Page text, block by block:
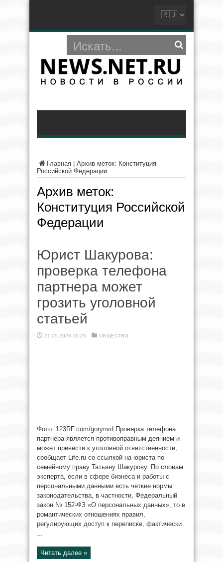
Главная
Архив меток: Конституция
Российской Федерации
Архив меток:
Конституция Российской
Федерации
Юрист Шакурова:
проверка телефона
партнера может
грозить уголовной
статьей
21.05.2026 19:25 ОБЩЕСТВО
Фото: 123RF.com/gorynvd Проверка телефона
партнера является противоправным деянием и
может привести к уголовной ответственности,
сообщает Life.ru со ссылкой на юриста по
семейному праву Татьяну Шакурову. По словам
эксперта, если в сфере бизнеса и работы с
персональными данными есть четкие нормы
законодательства, в частности, Федеральный
закон № 152-ФЗ «О персональных данных», то в
романтических отношениях правил,
регулирующих доступ к переписке, фактически
...
Читать далее »